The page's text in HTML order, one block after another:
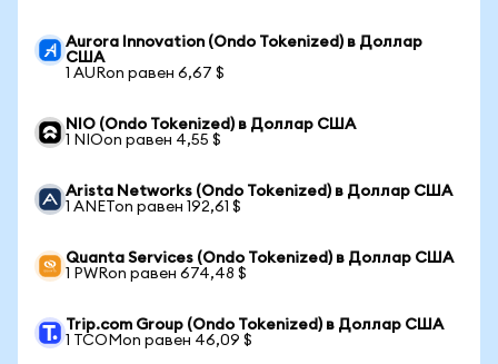
Aurora Innovation (Ondo Tokenized) в Доллар
США
1 AURon равен 6,67 $
NIO (Ondo Tokenized) в Доллар США
1 NIOon равен 4,55 $
Arista Networks (Ondo Tokenized) в Доллар США
1 ANETon равен 192,61 $
Quanta Services (Ondo Tokenized) в Доллар США
1 PWRon равен 674,48 $
Trip.com Group (Ondo Tokenized) в Доллар США
1 TCOMon равен 46,09 $